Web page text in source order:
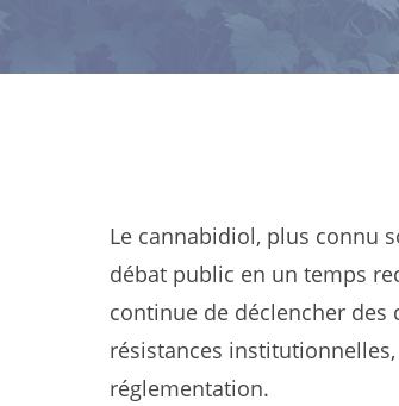
Le cannabidiol, plus connu
débat public en un temps
continue de déclencher
résistances
réglementation.